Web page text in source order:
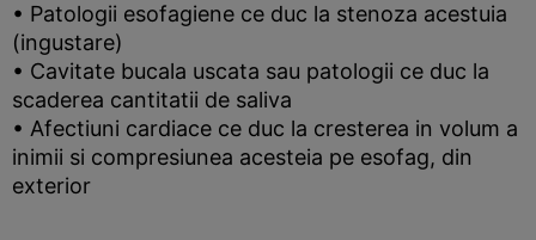
• Patologii esofagiene ce duc la stenoza acestuia
(ingustare)
• Cavitate bucala uscata sau patologii ce duc la
scaderea cantitatii de saliva
• Afectiuni cardiace ce duc la cresterea in volum a
inimii si compresiunea acesteia pe esofag, din
exterior